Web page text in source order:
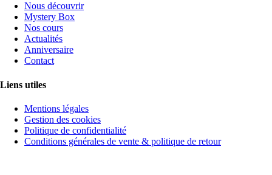
Nous découvrir
Mystery Box
Nos cours
Actualités
Anniversaire
Contact
Liens utiles
Mentions légales
Gestion des cookies
Politique de confidentialité
Conditions générales de vente & politique de retour